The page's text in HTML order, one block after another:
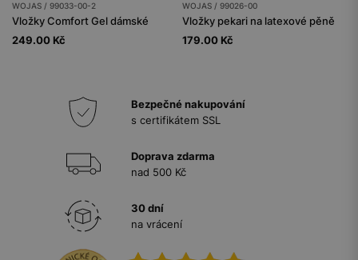
WOJAS / 99033-00-2
Vložky Comfort Gel dámské
249.00 Kč
WOJAS / 99026-00
Vložky pekari na latexové pěně
179.00 Kč
Bezpečné nakupování
s certifikátem SSL
Doprava zdarma
nad 500 Kč
30 dní
na vrácení